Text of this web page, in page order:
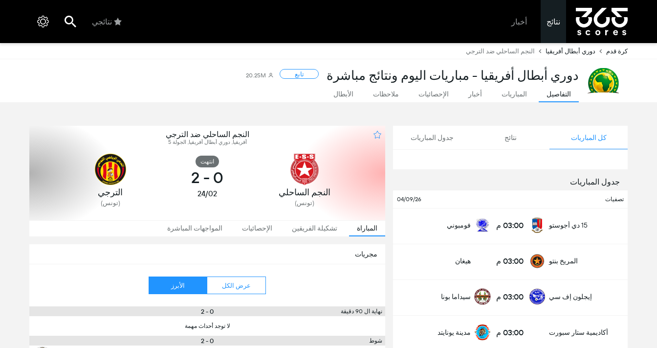
نتائج أخبار نتائجي
كرة قدم دوري أبطال أفريقيا النجم الساحلي ضد الترجي
دوري أبطال أفريقيا - مباريات اليوم ونتائج مباشرة تابع 20.25M
التفاصيل المباريات أخبار الإحصائيات ملاحظات الأبطال
كل المباريات نتائج جدول المباريات
جدول المباريات
تصفيات 04/09/26
15 دي أجوستو 03:00 م فومبوني
المريخ بنتو 03:00 م هيغان
إيجلون إف سي 03:00 م سيداما بونا
أكاديمية ستار سبورت 03:00 م مدينة يونايتد
النجم الساحلي ضد الترجي
أفريقيا, دوري أبطال أفريقيا, الجولة 5
النجم الساحلي
(تونس)
انتهت
0
-
2
24/02 الترجي
(تونس)
المباراة تشكيلة الفريقين الإحصائيات المواجهات المباشرة
مجريات
عرض الكل الأبرز
نهاية ال 90 دقيقة 0 - 2
لا توجد أحداث مهمة
شوط 0 - 2